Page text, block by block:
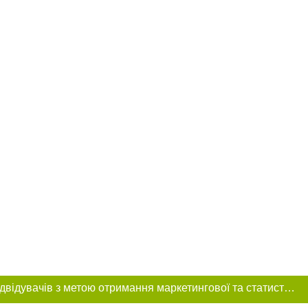
Цей сайт використовує «cookies». Також веб-сайт використовує інтернет-сервіс для збору технічних даних стосовно відвідувачів з метою отримання маркетингової та статистичної інформації. Умови обробки даних відвідувачів сайту див.